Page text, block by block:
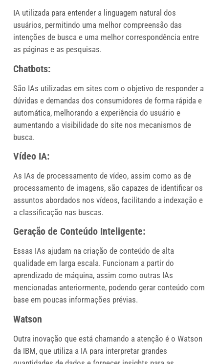
IA utilizada para entender a linguagem natural dos
usuários, permitindo uma melhor compreensão das
intenções de busca e uma melhor correspondência entre
as páginas e as pesquisas.
Chatbots:
São IAs utilizadas em sites com o objetivo de responder a
dúvidas e demandas dos consumidores de forma rápida e
automática, melhorando a experiência do usuário e
aumentando a visibilidade do site nos mecanismos de
busca.
Vídeo IA:
As IAs de processamento de vídeo, assim como as de
processamento de imagens, são capazes de identificar os
assuntos abordados nos vídeos, facilitando a indexação e
a classificação nas buscas.
Geração de Conteúdo Inteligente:
Essas IAs ajudam na criação de conteúdo de alta
qualidade em larga escala. Funcionam a partir do
aprendizado de máquina, assim como outras IAs
mencionadas anteriormente, podendo gerar conteúdo com
base em poucas informações prévias.
Watson
Outra inovação que está chamando a atenção é o Watson
da IBM, que utiliza a IA para interpretar grandes